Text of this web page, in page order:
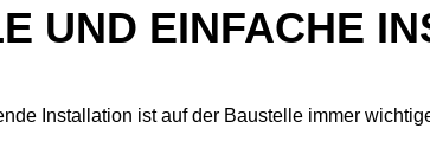
UND EINFACHE
Installation ist auf der Baustelle immer